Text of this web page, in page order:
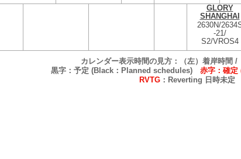
GLORY
SHANGHAI
2630N/
-21/
S2/VROS4
カレンダー表示時間の見方：（左）着岸時間 /
黒字：予定 (Black：Planned schedules) 赤字：確
RVTG：Reverting 日時未定